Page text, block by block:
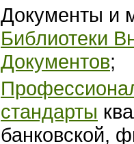
Документы и
Библиотеки
Документов;
стандарты
банковской,